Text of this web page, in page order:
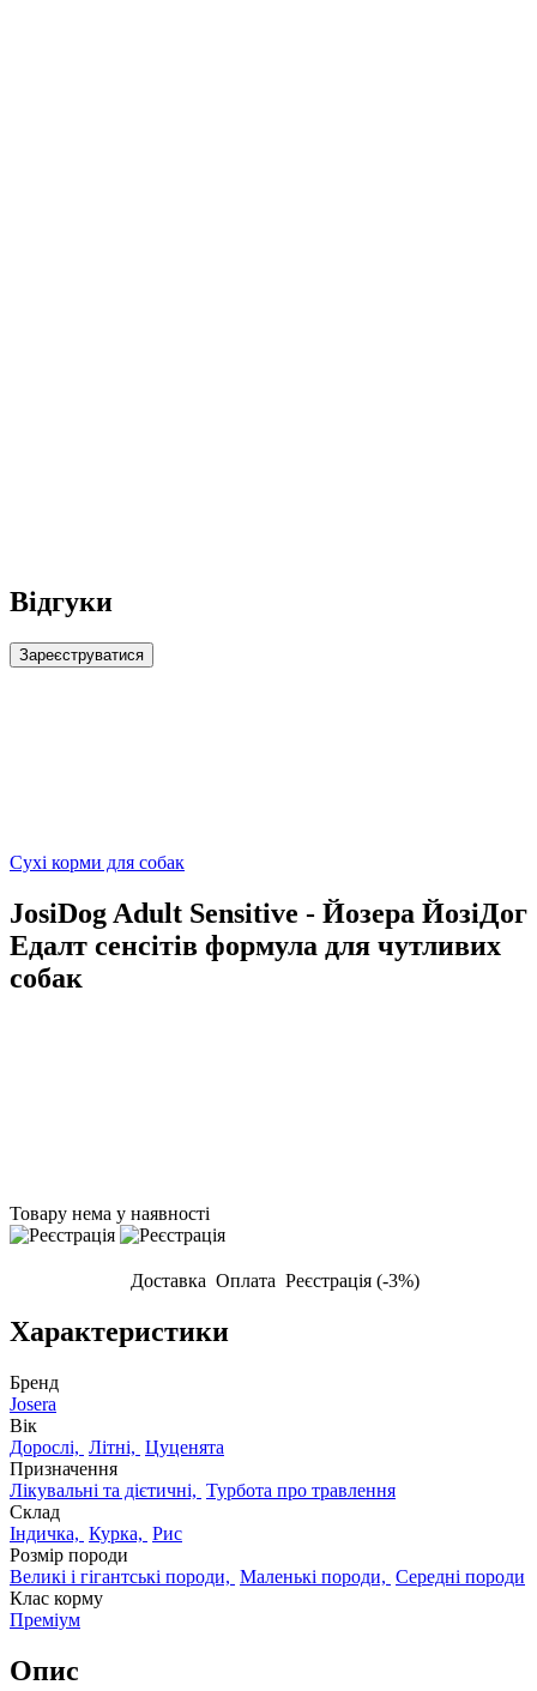
Відгуки
Зареєструватися
Сухі корми для собак
JosiDog Adult Sensitive - Йозера ЙозіДог
Едалт сенсітів формула для чутливих
собак
Товару нема у наявності
Доставка Оплата Реєстрація (-3%)
Характеристики
Бренд
Josera
Вік
Дорослі, Літні, Цуценята
Призначення
Лікувальні та дієтичні, Турбота про травлення
Склад
Індичка, Курка, Рис
Розмір породи
Великі і гігантські породи, Маленькі породи, Середні породи
Клас корму
Преміум
Опис